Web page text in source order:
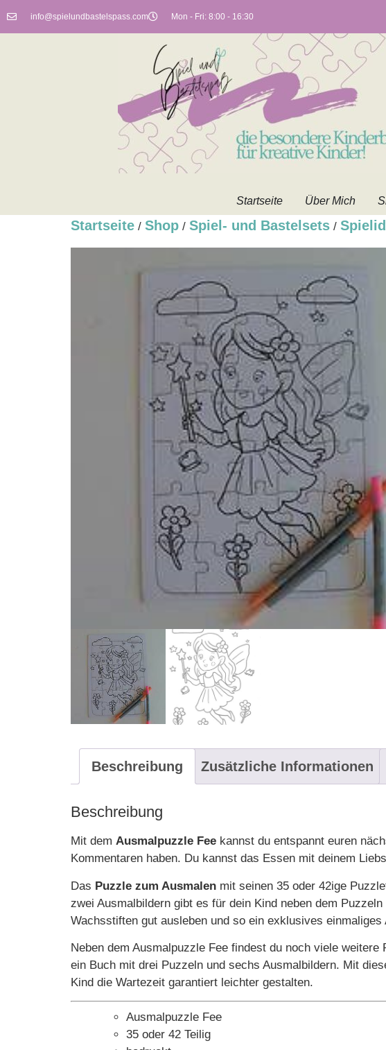
info@spielundbastelspass.com Mon - Fri: 8:00 - 16:30
Startseite Über Mich
Startseite / Shop / Spiel- und Bastelsets /
Beschreibung Zusätzliche Informationen
Beschreibung
Mit dem Ausmalpuzzle Fee kannst du entspannt euren
Kommentaren haben. Du kannst das Essen mit deinem
Das Puzzle zum Ausmalen mit seinen 35 oder 42ige
zwei Ausmalbildern gibt es für dein Kind neben dem
Wachsstiften gut ausleben und so ein exklusives
Neben dem Ausmalpuzzle Fee findest du noch viele
ein Buch mit drei Puzzeln und sechs Ausmalbildern. Mit
Kind die Wartezeit garantiert leichter gestalten.
Ausmalpuzzle Fee
35 oder 42 Teilig